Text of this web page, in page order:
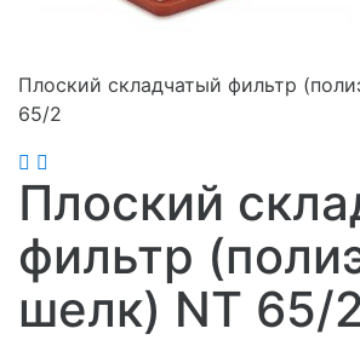
Плоский складчатый фильтр
65/2
Плоский
фильтр
шелк) NT 65/2